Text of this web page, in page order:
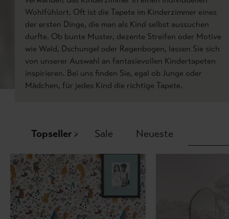
Wohlfühlort. Oft ist die Tapete im Kinderzimmer eines
der ersten Dinge, die man als Kind selbst aussuchen
durfte. Ob bunte Muster, dezente Streifen oder Motive
wie Wald, Dschungel oder Regenbogen, lassen Sie sich
von unserer Auswahl an fantasievollen Kindertapeten
inspirieren. Bei uns finden Sie, egal ob Junge oder
Mädchen, für jedes Kind die richtige Tapete.
Topseller Sale Neueste